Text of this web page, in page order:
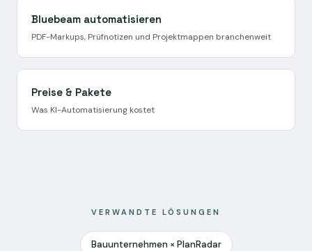
Bluebeam automatisieren
PDF-Markups, Prüfnotizen und Projektmappen branchenweit
Preise & Pakete
Was KI-Automatisierung kostet
VERWANDTE LÖSUNGEN
Bauunternehmen × PlanRadar